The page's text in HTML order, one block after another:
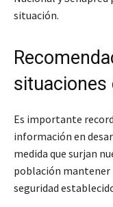
situación.
situaciones
Es importante
información en
medida que surjan
población mantener
seguridad